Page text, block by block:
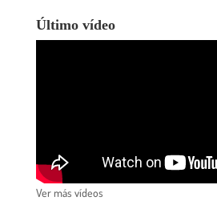
Último vídeo
Ver más vídeos